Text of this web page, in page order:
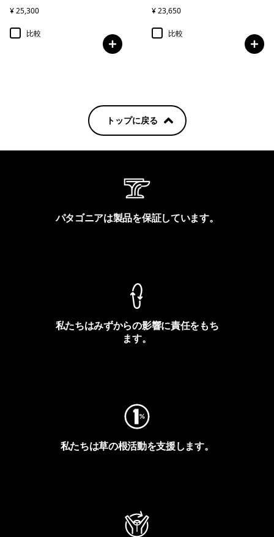
¥ 25,300
比較
¥ 23,650
比較
トップに戻る
パタゴニアは製品を保証しています。
私たちはみずからの影響に責任をもち
ます。
私たちは草の根活動を支援します。